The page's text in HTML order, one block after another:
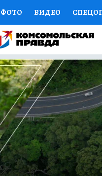
ФОТО ВИДЕО
СОЦПОДДЕРЖКА НАУКА
ВЫБОР ЭКСПЕРТОВ
КНИЖНАЯ ПОЛКА
ПРЕСС-ЦЕНТР
РАДИО КП РЕКЛАМА